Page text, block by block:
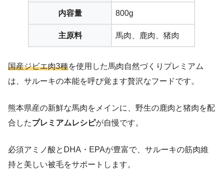
内容量 800g
主原料 馬肉、鹿肉、猪肉
国産ジビエ肉3種を使用した馬肉自然づくりプレミアム
は、サルーキの本能を呼び覚ます贅沢なフードです。
熊本県産の新鮮な馬肉をメインに、野生の鹿肉と猪肉を配
合したプレミアムレシピが自慢です。
必須アミノ酸とDHA・EPAが豊富で、サルーキの筋肉維
持と美しい被毛をサポートします。